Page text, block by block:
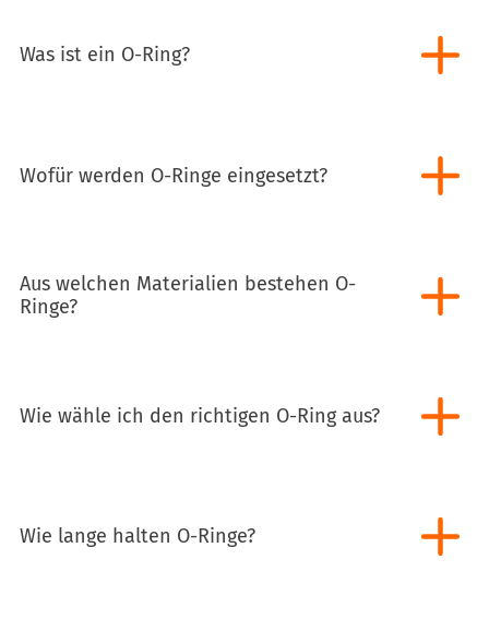
Was ist ein O-Ring?
Wofür werden O-Ringe eingesetzt?
Aus welchen Materialien bestehen O-
Ringe?
Wie wähle ich den richtigen O-Ring aus?
Wie lange halten O-Ringe?